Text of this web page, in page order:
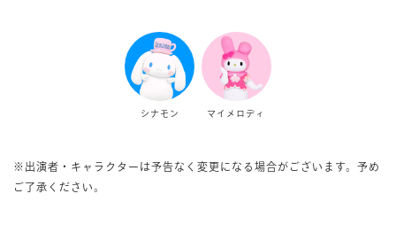
シナモン マイメロディ
※出演者・キャラクターは予告なく変更になる場合がございます。予め
ご了承ください。